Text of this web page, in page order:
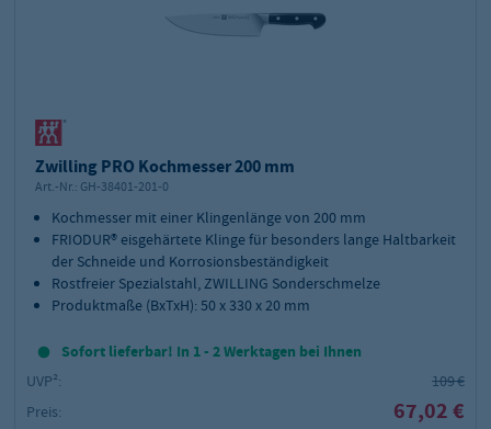
Zwilling PRO Kochmesser 200 mm
Art.-Nr.: GH-38401-201-0
Kochmesser mit einer Klingenlänge von 200 mm
FRIODUR® eisgehärtete Klinge für besonders lange Haltbarkeit
der Schneide und Korrosionsbeständigkeit
Rostfreier Spezialstahl, ZWILLING Sonderschmelze
Produktmaße (BxTxH): 50 x 330 x 20 mm
Sofort lieferbar! In 1 - 2 Werktagen bei Ihnen
UVP²:
109 €
Preis:
67,02 €